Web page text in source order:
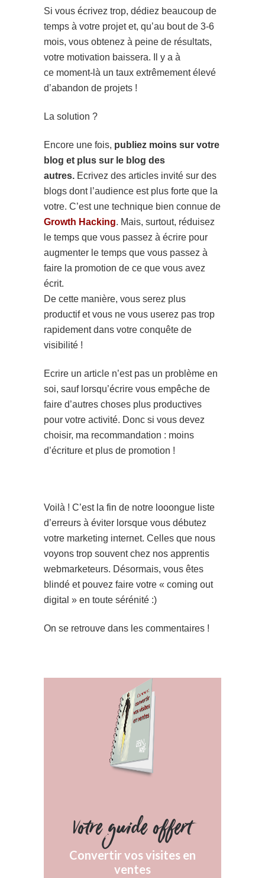
Si vous écrivez trop, dédiez beaucoup de
temps à votre projet et, qu’au bout de 3-6
mois, vous obtenez à peine de résultats,
votre motivation baissera. Il y a à
ce moment-là un taux extrêmement élevé
d’abandon de projets !
La solution ?
Encore une fois, publiez moins sur votre
blog et plus sur le blog des
autres. Ecrivez des articles invité sur des
blogs dont l’audience est plus forte que la
votre. C’est une technique bien connue de
Growth Hacking. Mais, surtout, réduisez
le temps que vous passez à écrire pour
augmenter le temps que vous passez à
faire la promotion de ce que vous avez
écrit.
De cette manière, vous serez plus
productif et vous ne vous userez pas trop
rapidement dans votre conquête de
visibilité !
Ecrire un article n’est pas un problème en
soi, sauf lorsqu’écrire vous empêche de
faire d’autres choses plus productives
pour votre activité. Donc si vous devez
choisir, ma recommandation : moins
d’écriture et plus de promotion !
Voilà ! C’est la fin de notre looongue liste
d’erreurs à éviter lorsque vous débutez
votre marketing internet. Celles que nous
voyons trop souvent chez nos apprentis
webmarketeurs. Désormais, vous êtes
blindé et pouvez faire votre « coming out
digital » en toute sérénité :)
On se retrouve dans les commentaires !
Votre guide offert
Convertir vos visites en
ventes